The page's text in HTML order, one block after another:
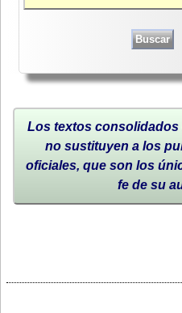
Los textos consolidados
no sustituyen a los
oficiales, que son los
fe de su